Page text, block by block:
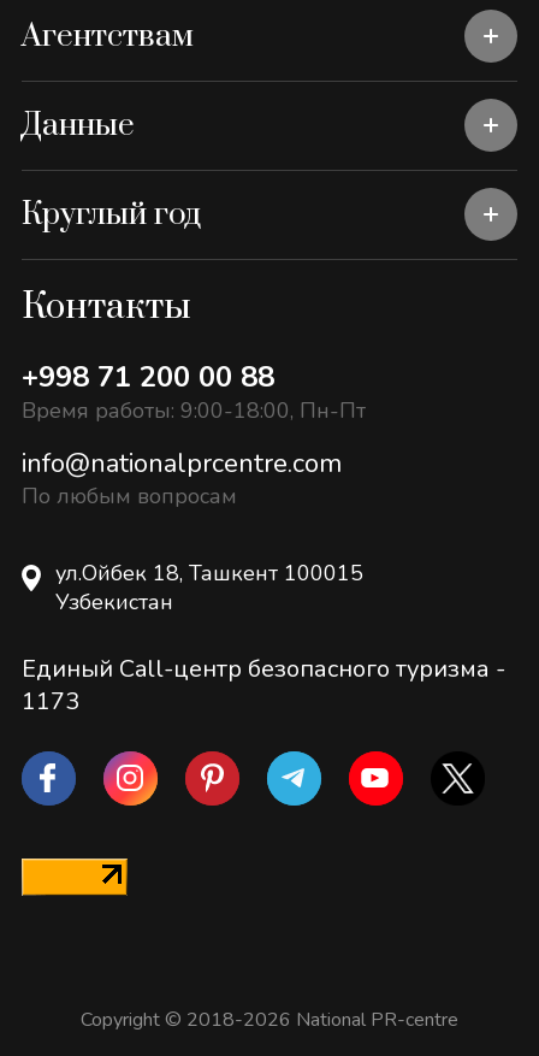
Агентствам
Данные
Круглый год
Контакты
+998 71 200 00 88
Время работы: 9:00-18:00, Пн-Пт
info@nationalprcentre.com
По любым вопросам
ул.Ойбек 18, Ташкент 100015
Узбекистан
Единый Call-центр безопасного туризма -
1173
Copyright © 2018-2026 National PR-centre